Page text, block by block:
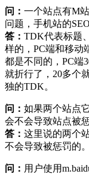
问： 一个站点有M
问题，手机站的
答： TDK代表标题
样的，PC端和移动
都是不同的，PC端
就折行了，20多个
独的TDK。
问： 如果两个站点
会不会导致站点被
答： 这里说的两个
不会导致被惩罚的。
问： 用户使用